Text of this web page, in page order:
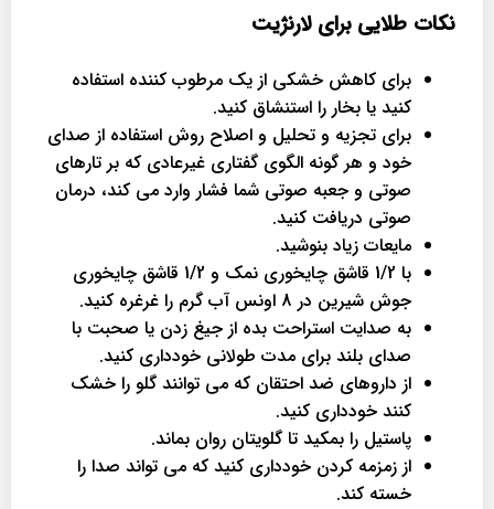
نکات طلایی برای لارنژیت
برای کاهش خشکی از یک مرطوب کننده استفاده
کنید یا بخار را استنشاق کنید.
برای تجزیه و تحلیل و اصلاح روش استفاده از صدای
خود و هر گونه الگوی گفتاری غیرعادی که بر تارهای
صوتی و جعبه صوتی شما فشار وارد می کند، درمان
صوتی دریافت کنید.
مایعات زیاد بنوشید.
با 1/2 قاشق چایخوری نمک و 1/2 قاشق چایخوری
جوش شیرین در 8 اونس آب گرم را غرغره کنید.
به صدایت استراحت بده از جیغ زدن یا صحبت با
صدای بلند برای مدت طولانی خودداری کنید.
از داروهای ضد احتقان که می توانند گلو را خشک
کنند خودداری کنید.
پاستیل را بمکید تا گلویتان روان بماند.
از زمزمه کردن خودداری کنید که می تواند صدا را
خسته کند.